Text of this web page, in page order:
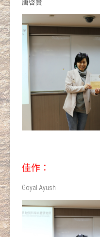
唐啓賢
佳作：
Goyal Ayush